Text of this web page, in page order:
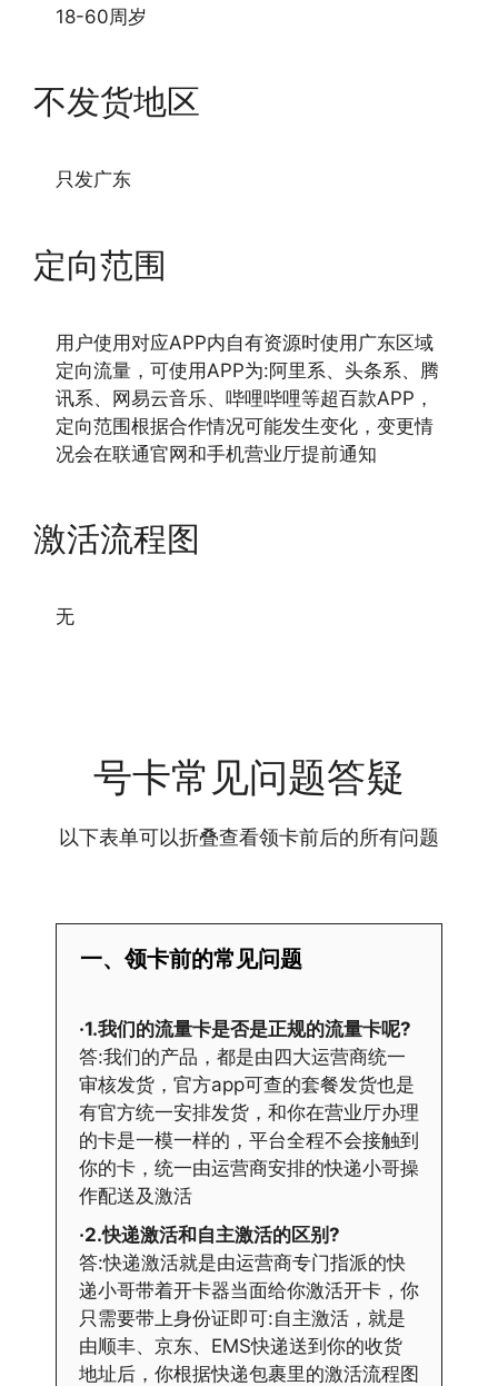
18-60周岁
不发货地区
只发广东
定向范围
用户使用对应APP内自有资源时使用广东区域
定向流量，可使用APP为:阿里系、头条系、腾
讯系、网易云音乐、哔哩哔哩等超百款APP，
定向范围根据合作情况可能发生变化，变更情
况会在联通官网和手机营业厅提前通知
激活流程图
无
号卡常见问题答疑
以下表单可以折叠查看领卡前后的所有问题
一、领卡前的常见问题
·1.我们的流量卡是否是正规的流量卡呢?
答:我们的产品，都是由四大运营商统一
审核发货，官方app可查的套餐发货也是
有官方统一安排发货，和你在营业厅办理
的卡是一模一样的，平台全程不会接触到
你的卡，统一由运营商安排的快递小哥操
作配送及激活
·2.快递激活和自主激活的区别?
答:快递激活就是由运营商专门指派的快
递小哥带着开卡器当面给你激活开卡，你
只需要带上身份证即可:自主激活，就是
由顺丰、京东、EMS快递送到你的收货
地址后，你根据快递包裹里的激活流程图